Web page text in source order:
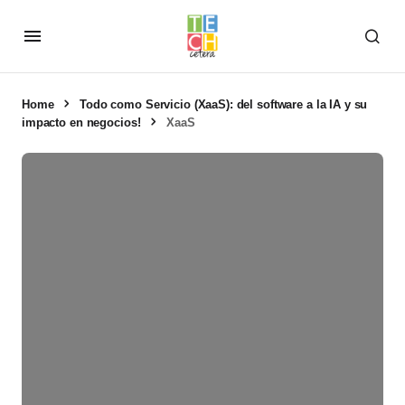
Home
Todo como Servicio (XaaS): del software a la IA y su
impacto en negocios!
XaaS